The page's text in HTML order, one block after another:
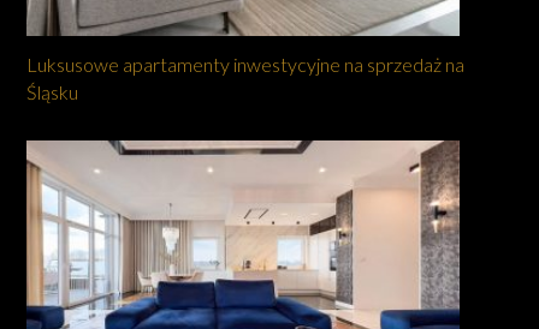
Luksusowe apartamenty inwestycyjne na sprzedaż na
Śląsku